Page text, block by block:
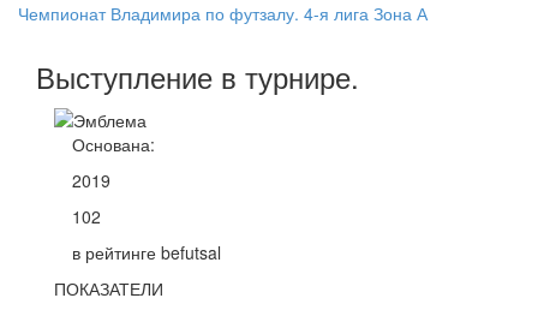
Чемпионат Владимира по футзалу. 4-я лига Зона А
Выступление в турнире.
Основана:
2019
102
в рейтинге befutsal
ПОКАЗАТЕЛИ